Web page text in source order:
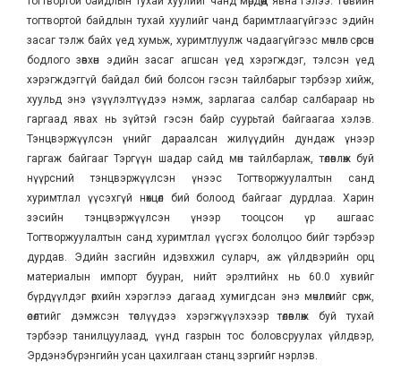
тогтвортой байдлын тухай хуулийг чанд баримтлаагүйгээс эдийн
засаг тэлж байх үед хумьж, хуримтлуулж чадаагүйгээс мөчлөг сөрсөн
бодлого зөвхөн эдийн засаг агшсан үед хэрэгждэг, тэлсэн үед
хэрэгждэггүй байдал бий болсон гэсэн тайлбарыг тэрбээр хийж,
хуульд энэ үзүүлэлтүүдээ нэмж, зарлагаа салбар салбараар нь
гаргаад явах нь зүйтэй гэсэн байр суурьтай байгаагаа хэлэв.
Тэнцвэржүүлсэн үнийг дараалсан жилүүдийн дундаж үнээр
гаргаж байгааг Тэргүүн шадар сайд мөн тайлбарлаж, төлөвлөж буй
нүүрсний тэнцвэржүүлсэн үнээс Тогтворжуулалтын санд
хуримтлал үүсэхгүй нөхцөл бий болоод байгааг дурдлаа. Харин
зэсийн тэнцвэржүүлсэн үнээр тооцсон үр ашгаас
Тогтворжуулалтын санд хуримтлал үүсгэх бололцоо бийг тэрбээр
дурдав. Эдийн засгийн идэвхжил суларч, аж үйлдвэрийн орц
материалын импорт бууран, нийт эрэлтийнх нь 60.0 хувийг
бүрдүүлдэг өрхийн хэрэглээ дагаад хумигдсан энэ мөчлөгийг сөрж,
өсөлтийг дэмжсэн төслүүдээ хэрэгжүүлэхээр төлөвлөж буй тухай
тэрбээр танилцуулаад, үүнд газрын тос боловсруулах үйлдвэр,
Эрдэнэбүрэнгийн усан цахилгаан станц зэргийг нэрлэв.